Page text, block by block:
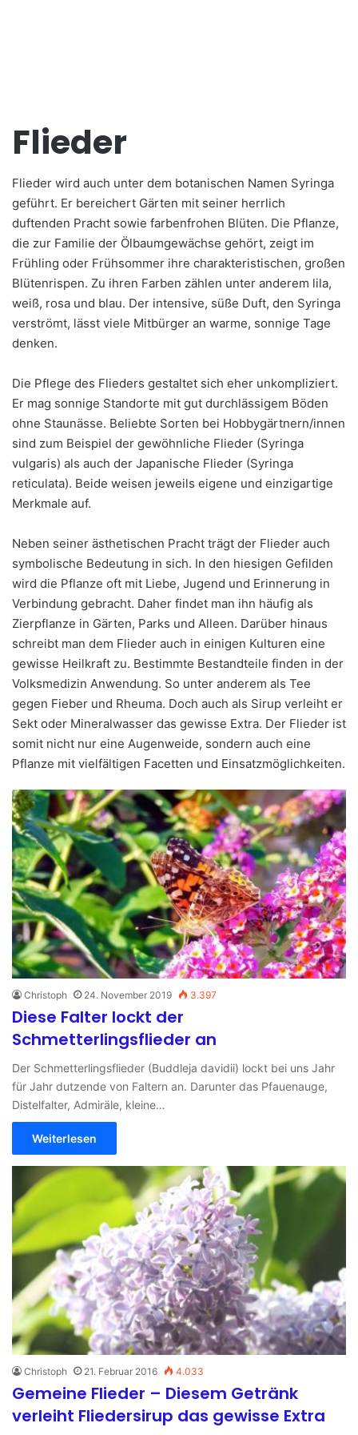
Flieder
Flieder wird auch unter dem botanischen Namen Syringa
geführt. Er bereichert Gärten mit seiner herrlich
duftenden Pracht sowie farbenfrohen Blüten. Die Pflanze,
die zur Familie der Ölbaumgewächse gehört, zeigt im
Frühling oder Frühsommer ihre charakteristischen, großen
Blütenrispen. Zu ihren Farben zählen unter anderem lila,
weiß, rosa und blau. Der intensive, süße Duft, den Syringa
verströmt, lässt viele Mitbürger an warme, sonnige Tage
denken.
Die Pflege des Flieders gestaltet sich eher unkompliziert.
Er mag sonnige Standorte mit gut durchlässigem Böden
ohne Staunässe. Beliebte Sorten bei Hobbygärtnern/innen
sind zum Beispiel der gewöhnliche Flieder (Syringa
vulgaris) als auch der Japanische Flieder (Syringa
reticulata). Beide weisen jeweils eigene und einzigartige
Merkmale auf.
Neben seiner ästhetischen Pracht trägt der Flieder auch
symbolische Bedeutung in sich. In den hiesigen Gefilden
wird die Pflanze oft mit Liebe, Jugend und Erinnerung in
Verbindung gebracht. Daher findet man ihn häufig als
Zierpflanze in Gärten, Parks und Alleen. Darüber hinaus
schreibt man dem Flieder auch in einigen Kulturen eine
gewisse Heilkraft zu. Bestimmte Bestandteile finden in der
Volksmedizin Anwendung. So unter anderem als Tee
gegen Fieber und Rheuma. Doch auch als Sirup verleiht er
Sekt oder Mineralwasser das gewisse Extra. Der Flieder ist
somit nicht nur eine Augenweide, sondern auch eine
Pflanze mit vielfältigen Facetten und Einsatzmöglichkeiten.
Christoph 24. November 2019 3.397
Diese Falter lockt der
Schmetterlingsflieder an
Der Schmetterlingsflieder (Buddleja davidii) lockt bei uns Jahr
für Jahr dutzende von Faltern an. Darunter das Pfauenauge,
Distelfalter, Admiräle, kleine…
Weiterlesen
Christoph 21. Februar 2016 4.033
Gemeine Flieder – Diesem Getränk
verleiht Fliedersirup das gewisse Extra